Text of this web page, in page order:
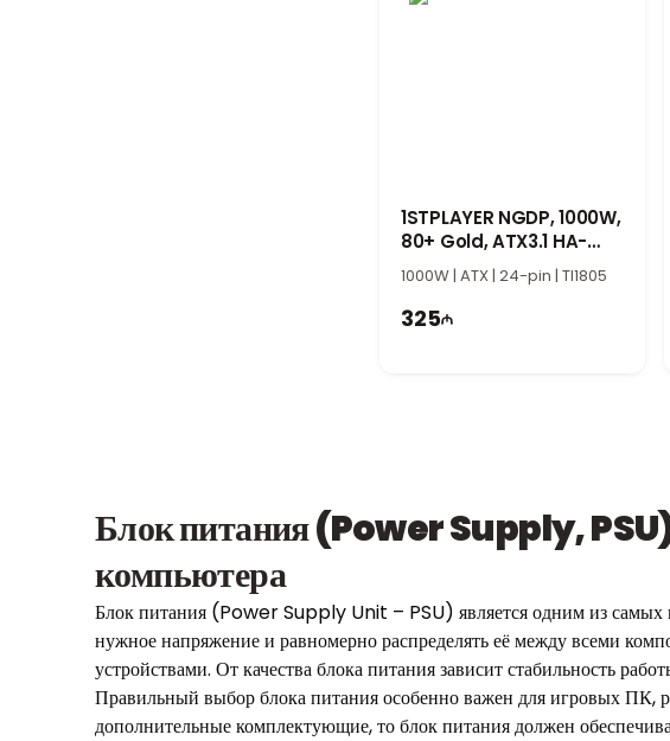
1STPLAYER NGDP, 1000W,
80+ Gold, ATX3.1 HA-
1000BA4 Power Supply
1000W | ATX | 24-pin | TI1805
325
Блок питания (Power Supply,
компьютера
Блок питания (Power Supply Unit – PSU) является одним из самых
нужное напряжение и равномерно распределять её между всеми
устройствами. От качества блока питания зависит стабильность
Правильный выбор блока питания особенно важен для игровых ПК,
дополнительные комплектующие, то блок питания должен